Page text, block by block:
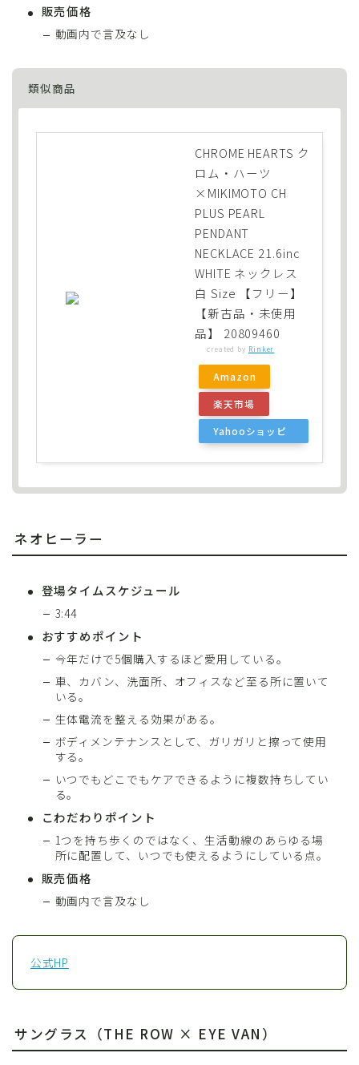
販売価格
動画内で言及なし
類似商品
CHROME HEARTS ク
ロム・ハーツ
×MIKIMOTO CH
PLUS PEARL
PENDANT
NECKLACE 21.6inc
WHITE ネックレス
白 Size 【フリー】
【新古品・未使用
品】 20809460
created by Rinker
Amazon
楽天市場
Yahooショッピ
ネオヒーラー
登場タイムスケジュール
3:44
おすすめポイント
今年だけで5個購入するほど愛用している。
車、カバン、洗面所、オフィスなど至る所に置いて
いる。
生体電流を整える効果がある。
ボディメンテナンスとして、ガリガリと擦って使用
する。
いつでもどこでもケアできるように複数持ちしてい
る。
こわだわりポイント
1つを持ち歩くのではなく、生活動線のあらゆる場
所に配置して、いつでも使えるようにしている点。
販売価格
動画内で言及なし
公式HP
サングラス（THE ROW × EYE VAN）